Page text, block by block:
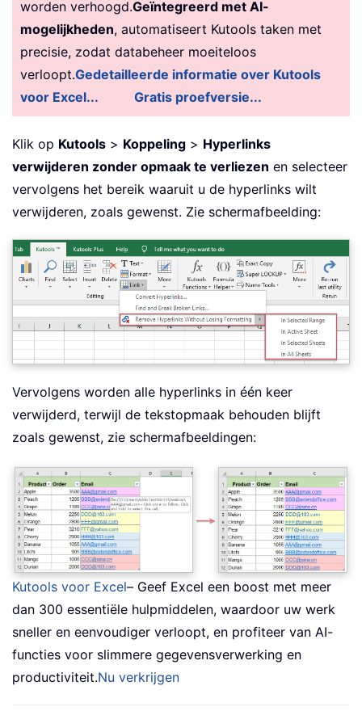
worden verhoogd.Geïntegreerd met AI-
mogelijkheden, automatiseert Kutools taken met
precisie, zodat databeheer moeiteloos
verloopt.Gedetailleerde informatie over Kutools
voor Excel...
Gratis proefversie...
Klik op Kutools > Koppeling > Hyperlinks
verwijderen zonder opmaak te verliezen en selecteer
vervolgens het bereik waaruit u de hyperlinks wilt
verwijderen, zoals gewenst. Zie schermafbeelding:
Vervolgens worden alle hyperlinks in één keer
verwijderd, terwijl de tekstopmaak behouden blijft
zoals gewenst, zie schermafbeeldingen:
Kutools voor Excel– Geef Excel een boost met meer
dan 300 essentiële hulpmiddelen, waardoor uw werk
sneller en eenvoudiger verloopt, en profiteer van AI-
functies voor slimmere gegevensverwerking en
productiviteit.Nu verkrijgen